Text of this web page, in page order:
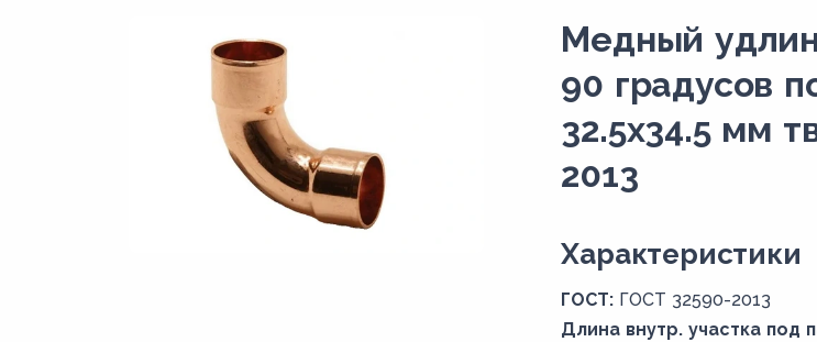
Медный
90 градусов
32.5х34.5 мм
2013
Xарактеристики
ГОСТ: ГОСТ 32590-2013
Длина внутр. участка под